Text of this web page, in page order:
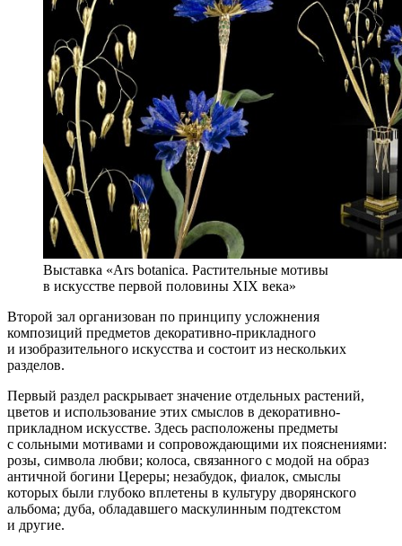
Выставка «Аrs botanica. Растительные мотивы
в искусстве первой половины XIX века»
Второй зал организован по принципу усложнения
композиций предметов декоративно-прикладного
и изобразительного искусства и состоит из нескольких
разделов.
Первый раздел раскрывает значение отдельных растений,
цветов и использование этих смыслов в декоративно-
прикладном искусстве. Здесь расположены предметы
с сольными мотивами и сопровождающими их пояснениями:
розы, символа любви; колоса, связанного с модой на образ
античной богини Цереры; незабудок, фиалок, смыслы
которых были глубоко вплетены в культуру дворянского
альбома; дуба, обладавшего маскулинным подтекстом
и другие.